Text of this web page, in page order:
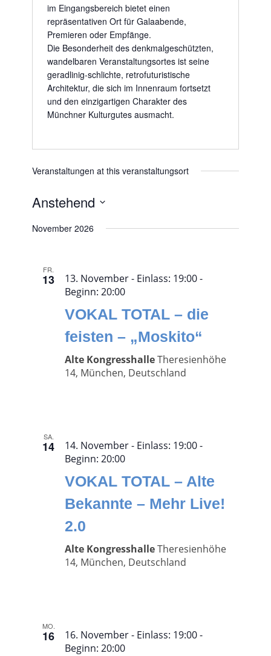
im Eingangsbereich bietet einen
repräsentativen Ort für Gala­abende,
Premieren oder Empfänge.
Die Besonderheit des denkmalgeschützten,
wandelbaren Ver­anstaltungsortes ist seine
geradlinig-schlichte, retrofuturi­stische
Architektur, die sich im Innenraum fortsetzt
und den einzig­artigen Charakter des
Münchner Kulturgutes ausmacht.
Veranstaltungen at this veranstaltungsort
Anstehend
wählen.
November 2026
FR.
13 13. November - Einlass: 19:00-
Beginn:20:00
VOKAL TOTAL – die
feisten – „Moskito“
Alte KongresshalleTheresienhöhe
14, München, Deutschland
SA.
14 14. November - Einlass: 19:00-
Beginn:20:00
VOKAL TOTAL – Alte
Bekannte – Mehr Live!
2.0
Alte KongresshalleTheresienhöhe
14, München, Deutschland
MO.
16 16. November - Einlass: 19:00-
Beginn:20:00